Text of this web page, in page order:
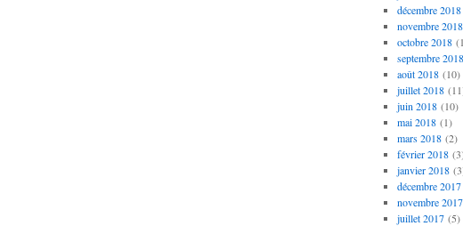
décembre 2018
novembre 2018
octobre 2018
septembre 2018
août 2018(10)
juillet 2018
juin 2018(10)
mai 2018(1)
mars 2018(2)
février 2018
janvier 2018
décembre 2017
novembre 2017
juillet 2017(5)